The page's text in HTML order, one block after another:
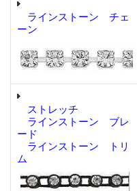
ラインストーン チェ
ーン
ストレッチ
ラインストーン ブレ
ード
ラインストーン トリ
ム